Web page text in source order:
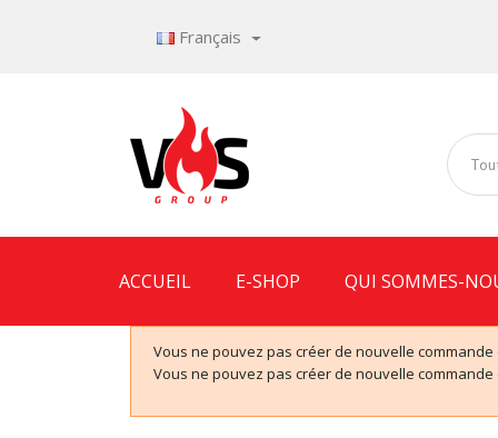
Français
ACCUEIL E-SHOP QUI SOMMES-
Vous ne pouvez pas créer de nouvelle
Vous ne pouvez pas créer de nouvelle